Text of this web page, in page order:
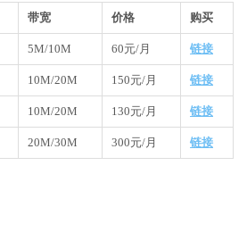
带宽 价格 购买
5M/10M 60元/月 链接
10M/20M 150元/月 链接
10M/20M 130元/月 链接
20M/30M 300元/月 链接